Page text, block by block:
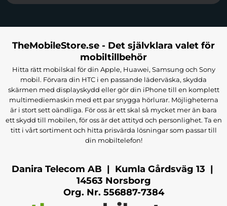
TheMobileStore.se - Det självklara valet för
mobiltillbehör
Hitta rätt mobilskal för din Apple, Huawei, Samsung och Sony
mobil. Förvara din HTC i en passande läderväska, skydda
skärmen med displayskydd eller gör din iPhone till en komplett
multimediemaskin med ett par snygga hörlurar. Möjligheterna
är i stort sett oändliga. För oss är ett skal så mycket mer än bara
ett skydd till mobilen, för oss är det attityd och personlighet. Ta en
titt i vårt sortiment och hitta prisvärda lösningar som passar till
din mobiltelefon!
Danira Telecom AB | Kumla Gårdsväg 13 |
14563 Norsborg
Org. Nr. 556887-7384